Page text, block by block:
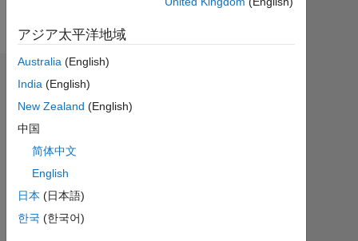
networking
mobile
computing
示
バッジ
アジア太平洋地域
Australia (English)
India (English)
New Zealand (English)
中国
简体中文
English
日本 (日本語)
한국 (한국어)